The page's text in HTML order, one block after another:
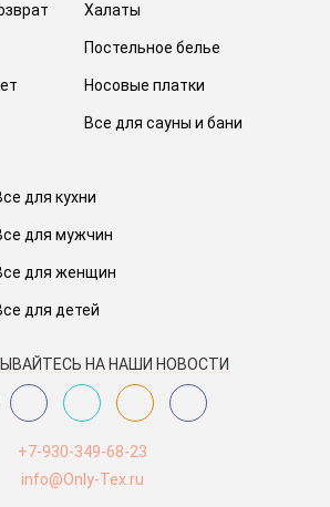
Халаты
Постельное белье
Носовые платки
Все для сауны и бани
для кухни
для мужчин
для женщин
для детей
НА НАШИ НОВОСТИ
+7-930-349-68-23
info@Only-Tex.ru